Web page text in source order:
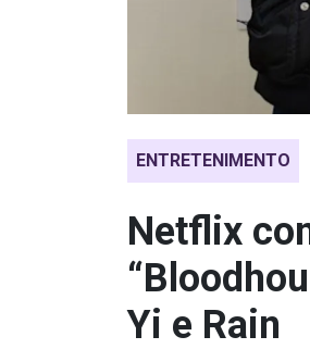
ENTRETENIMENTO
Netflix
Yi e Rain